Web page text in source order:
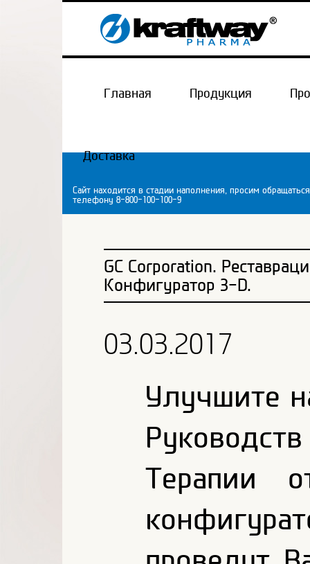
Главная Продукция
Доставка
Сайт находится в стадии наполнения, просим
телефону 8-800-100-100-9
GC Corporation.
Конфигуратор 3-D.
03.03.2017
Улучшите
Терапии